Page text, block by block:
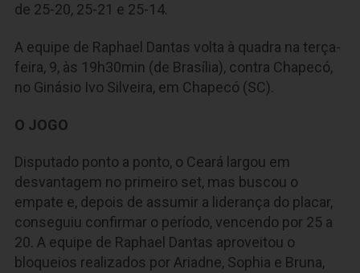
de 25-20, 25-21 e 25-14.
A equipe de Raphael Dantas volta à quadra na terça-
feira, 9, às 19h30min (de Brasília), contra Chapecó,
no Ginásio Ivo Silveira, em Chapecó (SC).
O JOGO
Disputado ponto a ponto, o Ceará largou em
desvantagem no primeiro set, mas buscou o
empate e, depois de assumir a liderança do placar,
conseguiu confirmar o período, vencendo por 25 a
20. A equipe de Raphael Dantas aproveitou o
bloqueios realizados por Ariadne, Sophia e Bruna,